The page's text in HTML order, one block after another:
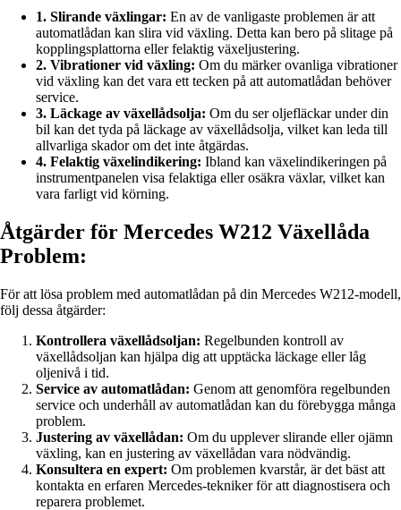
1. Slirande växlingar: En av de vanligaste problemen är att
automatlådan kan slira vid växling. Detta kan bero på slitage på
kopplingsplattorna eller felaktig växeljustering.
2. Vibrationer vid växling: Om du märker ovanliga vibrationer
vid växling kan det vara ett tecken på att automatlådan behöver
service.
3. Läckage av växellådsolja: Om du ser oljefläckar under din
bil kan det tyda på läckage av växellådsolja, vilket kan leda till
allvarliga skador om det inte åtgärdas.
4. Felaktig växelindikering: Ibland kan växelindikeringen på
instrumentpanelen visa felaktiga eller osäkra växlar, vilket kan
vara farligt vid körning.
Åtgärder för Mercedes W212 Växellåda
Problem:
För att lösa problem med automatlådan på din Mercedes W212-modell,
följ dessa åtgärder:
Kontrollera växellådsoljan: Regelbunden kontroll av
växellådsoljan kan hjälpa dig att upptäcka läckage eller låg
oljenivå i tid.
Service av automatlådan: Genom att genomföra regelbunden
service och underhåll av automatlådan kan du förebygga många
problem.
Justering av växellådan: Om du upplever slirande eller ojämn
växling, kan en justering av växellådan vara nödvändig.
Konsultera en expert: Om problemen kvarstår, är det bäst att
kontakta en erfaren Mercedes-tekniker för att diagnostisera och
reparera problemet.